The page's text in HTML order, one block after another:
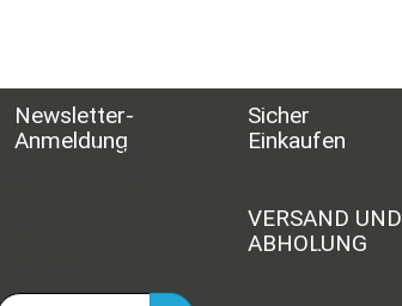
Newsletter-
Anmeldung
Verpasse keine Rabatt-
Sicher
Einkaufen
VERSAND UND
ABHOLUNG
Versand mit DHL